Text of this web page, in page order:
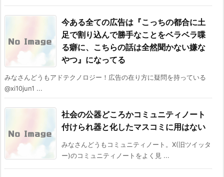
今ある全ての広告は『こっちの都合に土
足で割り込んで勝手なことをベラベラ喋
る癖に、こちらの話は全然聞かない嫌な
やつ』になってる
みなさんどうもアドテクノロジー！広告の在り方に疑問を持っている
@xi10jun1 ...
社会の公器どころかコミュニティノート
付けられ器と化したマスコミに用はない
みなさんどうもコミュニティノート。X(旧ツイッタ
ー)のコミュニティノートをよく見 ...